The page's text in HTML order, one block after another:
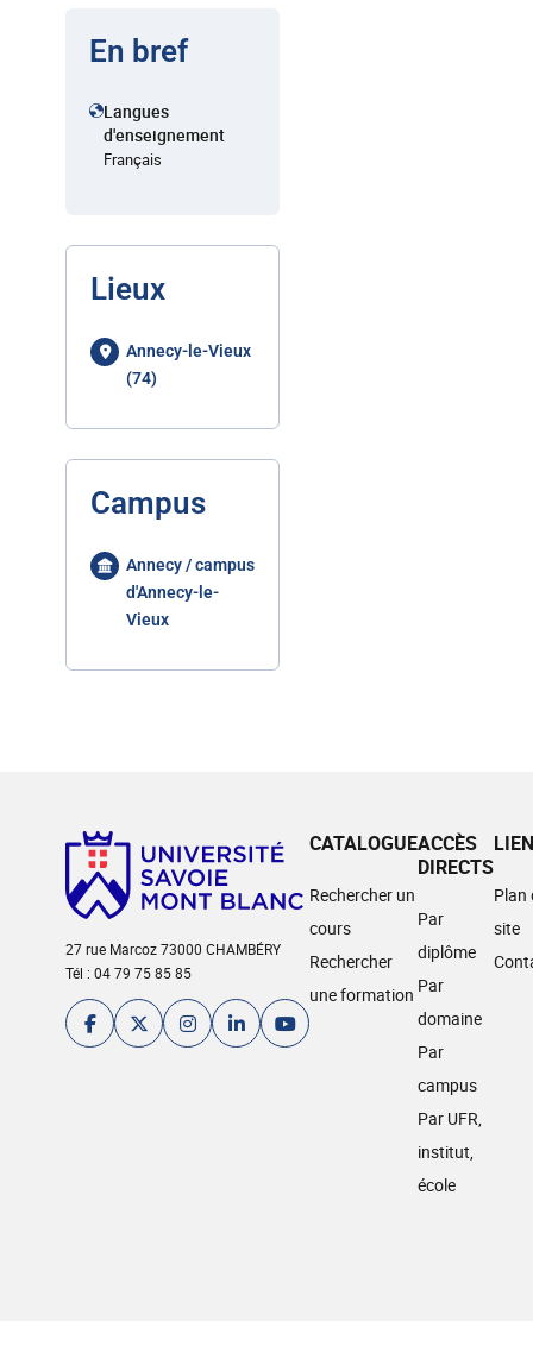
En bref
Langues
d'enseignement
Français
Lieux
Annecy-le-Vieux
(74)
Campus
Annecy / campus
d'Annecy-le-
Vieux
27 rue Marcoz 73000 CHAMBÉRY
Tél : 04 79 75 85 85
CATALOGUE
Rechercher un
cours
Rechercher
une formation
ACCÈS
DIRECTS
Par
diplôme
Par
domaine
Par
campus
Par UFR,
institut,
école
Plan
site